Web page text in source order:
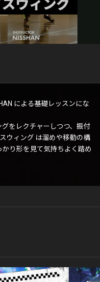
による基礎レッスンにな
をレクチャーしつつ、振付
ウィング は溜めや移動の構
り形を見て気持ちよく踏め